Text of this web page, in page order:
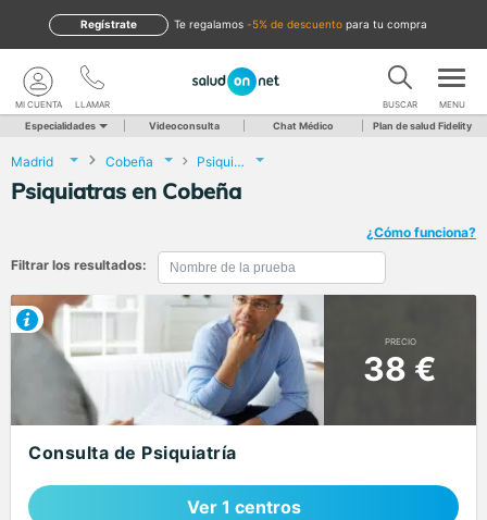
te regalamos -5% de descuento para tu compra
Regístrate
LLAMAR
MI CUENTA BUSCAR MENU
Especialidades Videoconsulta Chat Médico Plan de salud Fidelity
Madrid Cobeña Psiquiatría
Psiquiatras en Cobeña
¿Cómo funciona?
Filtrar los resultados:
PRECIO
38 €
Consulta de Psiquiatría
Ver 1 centros